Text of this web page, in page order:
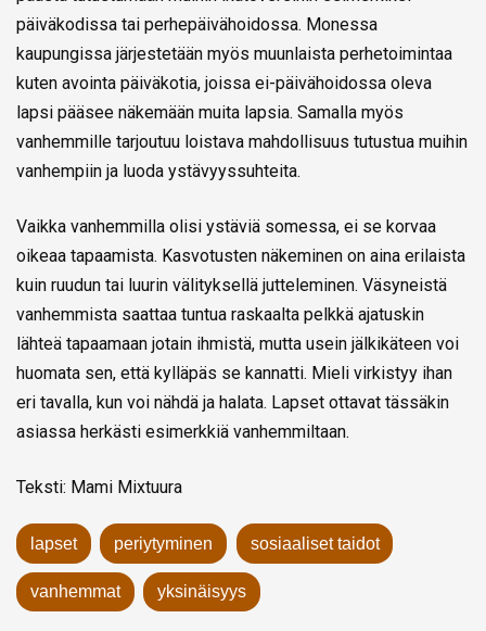
päiväkodissa tai perhepäivähoidossa. Monessa
kaupungissa järjestetään myös muunlaista perhetoimintaa
kuten avointa päiväkotia, joissa ei-päivähoidossa oleva
lapsi pääsee näkemään muita lapsia. Samalla myös
vanhemmille tarjoutuu loistava mahdollisuus tutustua muihin
vanhempiin ja luoda ystävyyssuhteita.
Vaikka vanhemmilla olisi ystäviä somessa, ei se korvaa
oikeaa tapaamista. Kasvotusten näkeminen on aina erilaista
kuin ruudun tai luurin välityksellä jutteleminen. Väsyneistä
vanhemmista saattaa tuntua raskaalta pelkkä ajatuskin
lähteä tapaamaan jotain ihmistä, mutta usein jälkikäteen voi
huomata sen, että kylläpäs se kannatti. Mieli virkistyy ihan
eri tavalla, kun voi nähdä ja halata. Lapset ottavat tässäkin
asiassa herkästi esimerkkiä vanhemmiltaan.
Teksti: Mami Mixtuura
lapset periytyminen sosiaaliset taidot
vanhemmat yksinäisyys